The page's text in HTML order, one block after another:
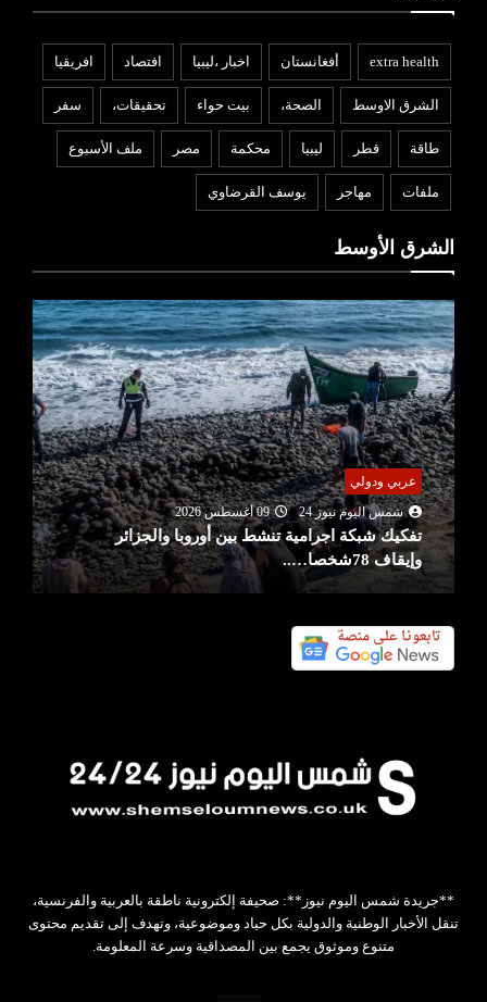
extra health أفغانستان اخبار ،ليبيا افتصاد افريقيا
الشرق الاوسط الصحة، بيت حواء تحقيقات، سفر
طاقة قطر ليبيا محكمة مصر ملف الأسبوع
ملفات مهاجر يوسف القرضاوي
الشرق الأوسط
عربي ودولي
شمس اليوم نيوز 24
09 أغسطس 2026
تفكيك شبكة اجرامية تنشط بين أوروبا والجزائر
وإيقاف 78شخصا…..
**جريدة شمس اليوم نيوز**: صحيفة إلكترونية ناطقة بالعربية والفرنسية،
تنقل الأخبار الوطنية والدولية بكل حياد وموضوعية، وتهدف إلى تقديم محتوى
متنوع وموثوق يجمع بين المصداقية وسرعة المعلومة.